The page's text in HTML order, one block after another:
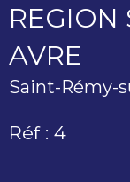
REGION
AVRE
Saint-Rémy-
Réf : 4